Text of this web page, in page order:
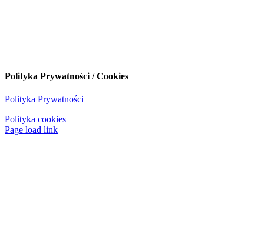
Polityka Prywatności / Cookies
Polityka Prywatności
Polityka cookies
Page load link